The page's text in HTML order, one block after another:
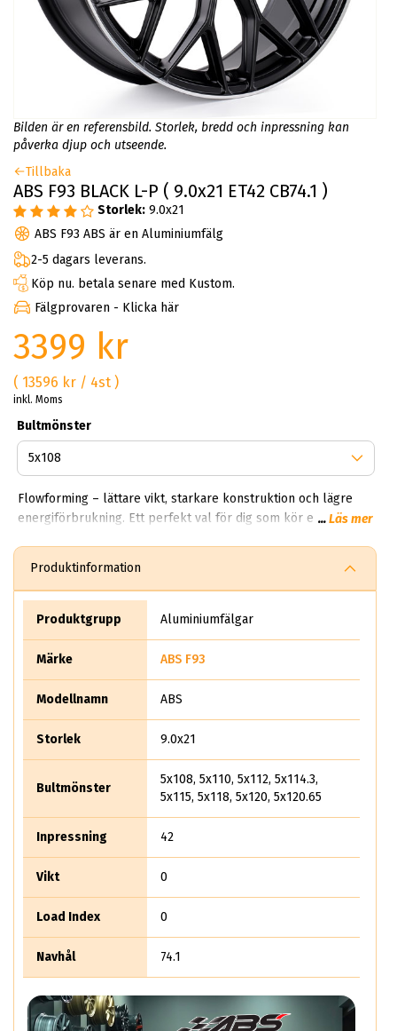
Bilden är en referensbild. Storlek, bredd och inpressning kan
påverka djup och utseende.
Tillbaka
ABS F93 BLACK L-P ( 9.0x21 ET42 CB74.1 )
Storlek: 9.0x21
ABS F93 ABS är en Aluminiumfälg
2-5 dagars leverans.
Köp nu. betala senare med Kustom.
Fälgprovaren - Klicka här
3399 kr
( 13596 kr / 4st )
inkl. Moms
Bultmönster
Flowforming – lättare vikt, starkare konstruktion och lägre
energiförbrukning. Ett perfekt val för dig som kör elbil eller
storleksspann så att du enkelt hittar rätt dimension för just
ditt fordon: 18x8.0 ET 42 – 2 099 kr 19x8.5 ET 42 – 2 599 kr
20x8.5 ET 42 – 2 799 kr 21x9.0 ET 42 – 3 199 kr 22x9.0 ET 42 –
...Läs mer
Produktinformation
Produktgrupp Aluminiumfälgar
Märke ABS F93
Modellnamn ABS
Storlek 9.0x21
Bultmönster
5x108, 5x110, 5x112, 5x114.3,
5x115, 5x118, 5x120, 5x120.65
Inpressning 42
Vikt 0
Load Index 0
Navhål 74.1